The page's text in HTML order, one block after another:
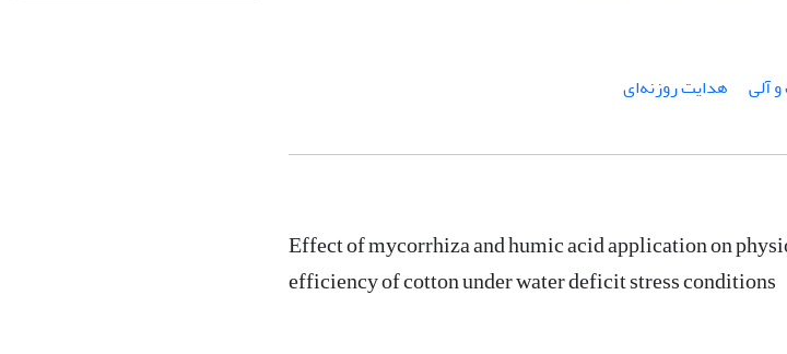
آلی
هدایت روزنه‌ای
Effect of mycorrhiza and humic acid application on
efficiency of cotton under water deficit stress conditions